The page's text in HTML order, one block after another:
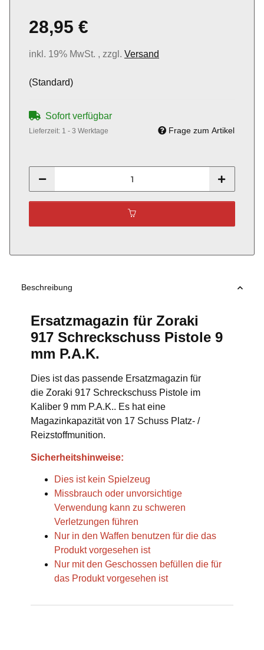
28,95 €
inkl. 19% MwSt. , zzgl. Versand
(Standard)
Sofort verfügbar
Lieferzeit: 1 - 3 Werktage Frage zum Artikel
Beschreibung
Ersatzmagazin für Zoraki
917 Schreckschuss Pistole 9
mm P.A.K.
Dies ist das passende Ersatzmagazin für
die Zoraki 917 Schreckschuss Pistole im
Kaliber 9 mm P.A.K.. Es hat eine
Magazinkapazität von 17 Schuss Platz- /
Reizstoffmunition.
Sicherheitshinweise:
Dies ist kein Spielzeug
Missbrauch oder unvorsichtige
Verwendung kann zu schweren
Verletzungen führen
Nur in den Waffen benutzen für die das
Produkt vorgesehen ist
Nur mit den Geschossen befüllen die für
das Produkt vorgesehen ist